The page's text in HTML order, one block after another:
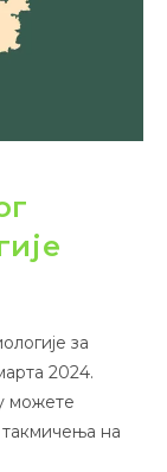
за
2024.
можете
на